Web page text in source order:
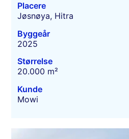
Placere
Jøsnøya, Hitra
Byggeår
2025
Størrelse
20.000 m²
Kunde
Mowi